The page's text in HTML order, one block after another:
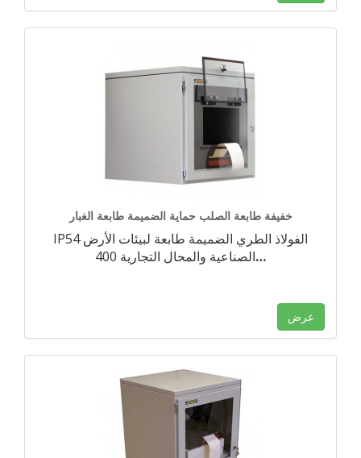
خفيفة طابعة الصلب حماية الضميمة طابعة الغبار
IP54 الفولاذ الطري الضميمة طابعة لبيئات الأرض
الصناعية والمحال التجارية 400…
عرض